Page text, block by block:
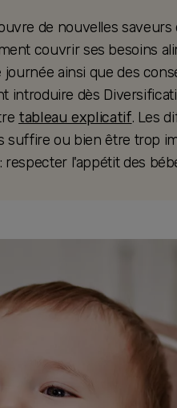
de nouvelles saveurs
couvrir ses besoins
ainsi que des
introduire dès
tableau explicatif. Les
suffire ou bien être trop
respecter l'appétit des